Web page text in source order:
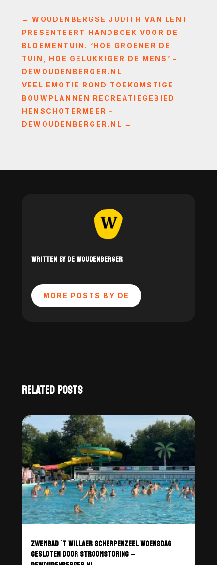
←WOUDENBERGSE JUDITH VAN LENT
PRESENTEERT HANDBOEK VOOR DE
BLOEMENTUIN. ‘HOE GROENER DE
TUIN, HOE GELUKKIGER DE MENS’ -
DEWOUDENBERGER.NL
VEEL EMOTIE ROND TOEKOMSTIGE
BOUWPLANNEN RECREATIEGEBIED
HENSCHOTERMEER -
DEWOUDENBERGER.NL →
WRITTEN BY DE WOUDENBERGER
MORE POSTS BY DE
RELATED POSTS
ZWEMBAD ’T WILLAER SCHERPENZEEL WOENSDAG
GESLOTEN DOOR STROOMSTORING –